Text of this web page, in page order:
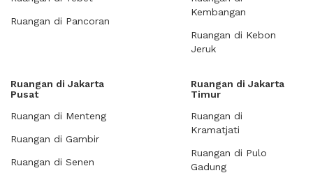
Ruangan di Pancoran
Kembangan
Ruangan di Kebon
Jeruk
Ruangan di Jakarta
Pusat
Ruangan di Menteng
Ruangan di Gambir
Ruangan di Senen
Ruangan di Jakarta
Timur
Ruangan di
Kramatjati
Ruangan di Pulo
Gadung